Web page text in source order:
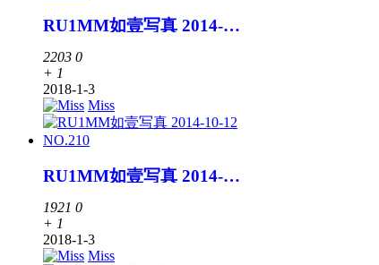
RU1MM如壹写真 2014-10-15 NO.211
2203 0
+ 1
2018-1-3
Miss
RU1MM如壹写真 2014-10-12 NO.210
1921 0
+ 1
2018-1-3
Miss